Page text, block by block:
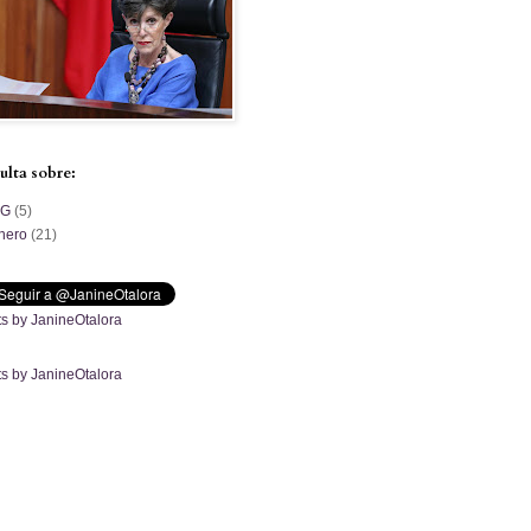
sobre:
(5)
(21)
by JanineOtalora
by JanineOtalora